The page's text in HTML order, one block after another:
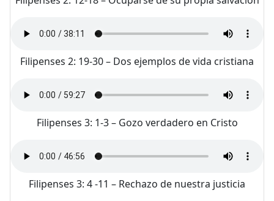
Filipenses 2: 19-30 – Dos ejemplos de vida cristiana
Filipenses 3: 1-3 – Gozo verdadero en Cristo
Filipenses 3: 4 -11 – Rechazo de nuestra justicia